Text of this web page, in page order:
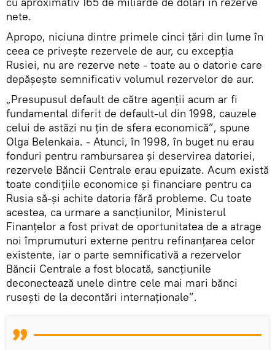
nete.
Apropo, niciuna dintre primele cinci țări din lume în
ceea ce privește rezervele de aur, cu excepția
Rusiei, nu are rezerve nete - toate au o datorie care
depășește semnificativ volumul rezervelor de aur.
„Presupusul default de către agenții acum ar fi
fundamental diferit de default-ul din 1998, cauzele
celui de astăzi nu țin de sfera economică”, spune
Olga Belenkaia. - Atunci, în 1998, în buget nu erau
fonduri pentru rambursarea și deservirea datoriei,
rezervele Băncii Centrale erau epuizate. Acum există
toate condițiile economice și financiare pentru ca
Rusia să-și achite datoria fără probleme. Cu toate
acestea, ca urmare a sancțiunilor, Ministerul
Finanțelor a fost privat de oportunitatea de a atrage
noi împrumuturi externe pentru refinanțarea celor
existente, iar o parte semnificativă a rezervelor
Băncii Centrale a fost blocată, sancțiunile
deconectează unele dintre cele mai mari bănci
rusești de la decontări internaţionale”.